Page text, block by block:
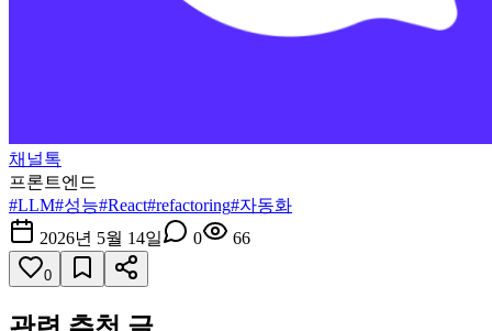
채널톡
프론트엔드
#LLM#성능#React#refactoring#자동화
2026년 5월 14일
0 66
0